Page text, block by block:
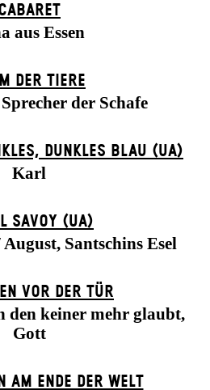
aus Essen
DER TIERE
der Schafe
DUNK­LES BLAU (UA)
Karl
SAVOY (UA)
Santschins Esel
VOR DER TÜR
den keiner mehr glaubt,
Gott
AM ENDE DER WELT